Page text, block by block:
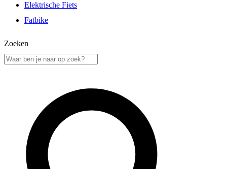
Elektrische Fiets
Fatbike
Zoeken